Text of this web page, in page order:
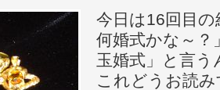
今日は16回目
何婚式かな～？
玉婚式」と言
これどうお読